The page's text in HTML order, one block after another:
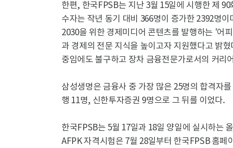
한편, 한국FPSB는 지난 3월 15일에 시행한 제
수자는 작년 동기 대비 366명이 증가한 2392명
2030을 위한 경제미디어 콘텐츠를 발행하는 '어
과 경제의 전문 지식을 높이고자 지원했다고 밝
중임에도 불구하고 장차 금융전문가로서의 커리
삼성생명은 금융사 중 가장 많은 25명의 합격자
행 11명, 신한투자증권 9명으로 그 뒤를 이었다.
한국FPSB는 5월 17일과 18일 양일에 실시하는
AFPK 자격시험은 7월 28일부터 한국FPSB 홈페